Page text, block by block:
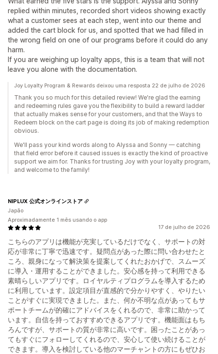
replied within minutes, recorded short videos showing exactly
what a customer sees at each step, went into our theme and
added the cart block for us, and spotted that we had filled in
the wrong field on one of our programs before it could do any
harm.
If you are weighing up loyalty apps, this is a team that will not
leave you alone with the documentation.
Joy Loyalty Program & Rewards deixou uma resposta 22 de julho de 2026
Thank you so much for this detailed review! We're glad the earning
and redeeming rules gave you the flexibility to build a reward ladder
that actually makes sense for your customers, and that the Ways to
Redeem block on the cart page is doing its job of making redemption
obvious.
We'll pass your kind words along to Alyssa and Sonny — catching
that field error before it caused issues is exactly the kind of proactive
support we aim for. Thanks for trusting Joy with your loyalty program,
and welcome to the family!
17 de julho de 2026
こちらのアプリは機能が充実しているだけでなく、サポートの対
応が非常に丁寧で迅速です。疑問点があった際に問い合わせたと
ころ、親身になって解決策を提案してくれたおかげで、スムーズ
に導入・運用することができました。安心感を持って利用できる
素晴らしいアプリです。ロイヤルティプログラムを導入するため
に利用しています。設定項目が直感的で分かりやすく、やりたい
ことがすぐに実現できました。また、何か不明な点があってもサ
ポートチームが的確にアドバイスをくれるので、非常に助かって
います。自信を持っておすすめできるアプリです。機能面はもち
ろんですが、サポートの質が非常に高いです。困ったことがあっ
てもすぐにフォローしてくれるので、安心して使い続けることが
できます。導入を検討している他のマーチャントの方にもぜひお
NIPLUX 公式オンラインストア
Japão
Aproximadamente 1 mês usando o app